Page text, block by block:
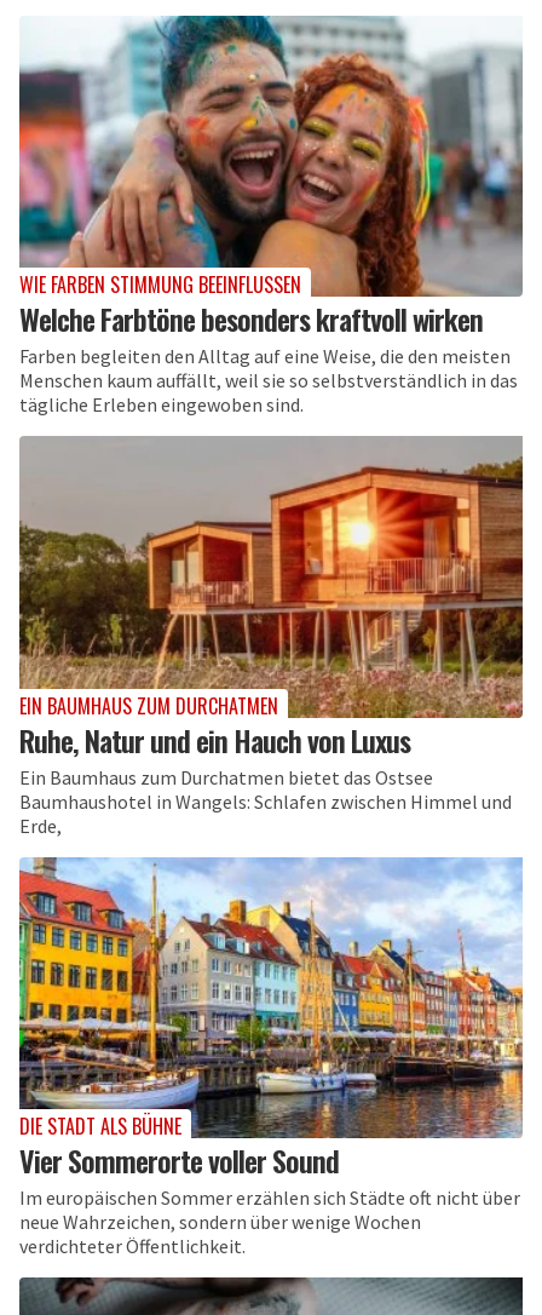
WIE FARBEN STIMMUNG BEEINFLUSSEN
Welche Farbtöne besonders kraftvoll wirken
Farben begleiten den Alltag auf eine Weise, die den meisten
Menschen kaum auffällt, weil sie so selbstverständlich in das
tägliche Erleben eingewoben sind.
EIN BAUMHAUS ZUM DURCHATMEN
Ruhe, Natur und ein Hauch von Luxus
Ein Baumhaus zum Durchatmen bietet das Ostsee
Baumhaushotel in Wangels: Schlafen zwischen Himmel und
Erde,
DIE STADT ALS BÜHNE
Vier Sommerorte voller Sound
Im europäischen Sommer erzählen sich Städte oft nicht über
neue Wahrzeichen, sondern über wenige Wochen
verdichteter Öffentlichkeit.